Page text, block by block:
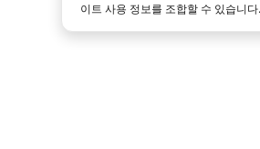
이트 사용 정보를 조합할 수 있습니다.